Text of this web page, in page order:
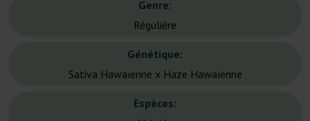
Genre:
Régulière
Génétique:
Sativa Hawaïenne x Haze Hawaïenne
Espèces: